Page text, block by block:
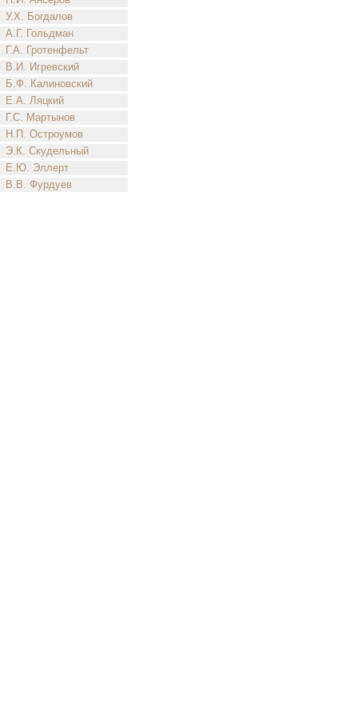
У.Х. Богдалов
А.Г. Гольдман
Г.А. Гротенфельт
В.И. Игревский
Б.Ф. Калиновский
Е.А. Ляцкий
Г.С. Мартынов
Н.П. Остроумов
Э.К. Скудельный
Е.Ю. Эллерт
В.В. Фурдуев